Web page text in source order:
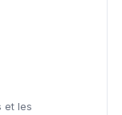
et les